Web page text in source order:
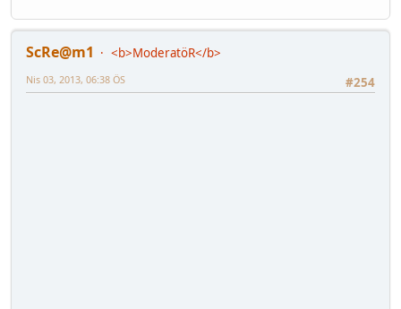
ScRe@m1
<b>ModeratöR</b>
#254
Nis 03, 2013, 06:38 ÖS